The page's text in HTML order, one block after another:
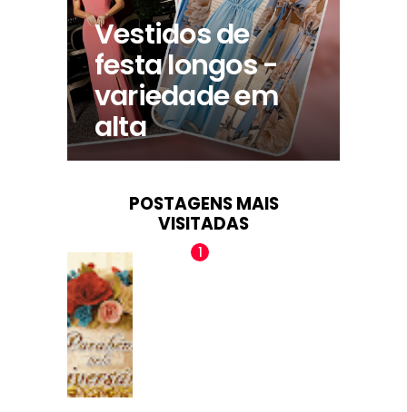
Vestidos de
festa longos -
variedade em
alta
POSTAGENS MAIS
VISITADAS